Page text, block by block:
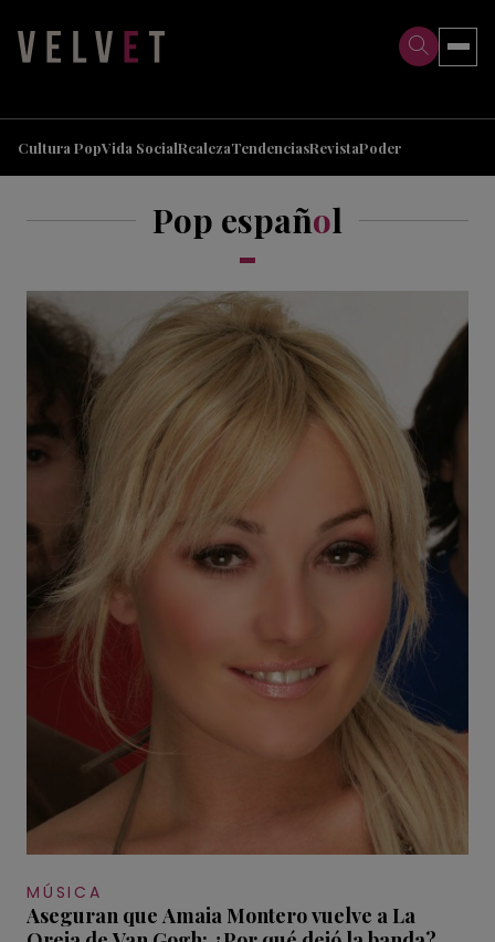
Cultura PopVida SocialRealezaTendenciasRevistaPoder
Pop español
MÚSICA
Aseguran que Amaia Montero vuelve a La